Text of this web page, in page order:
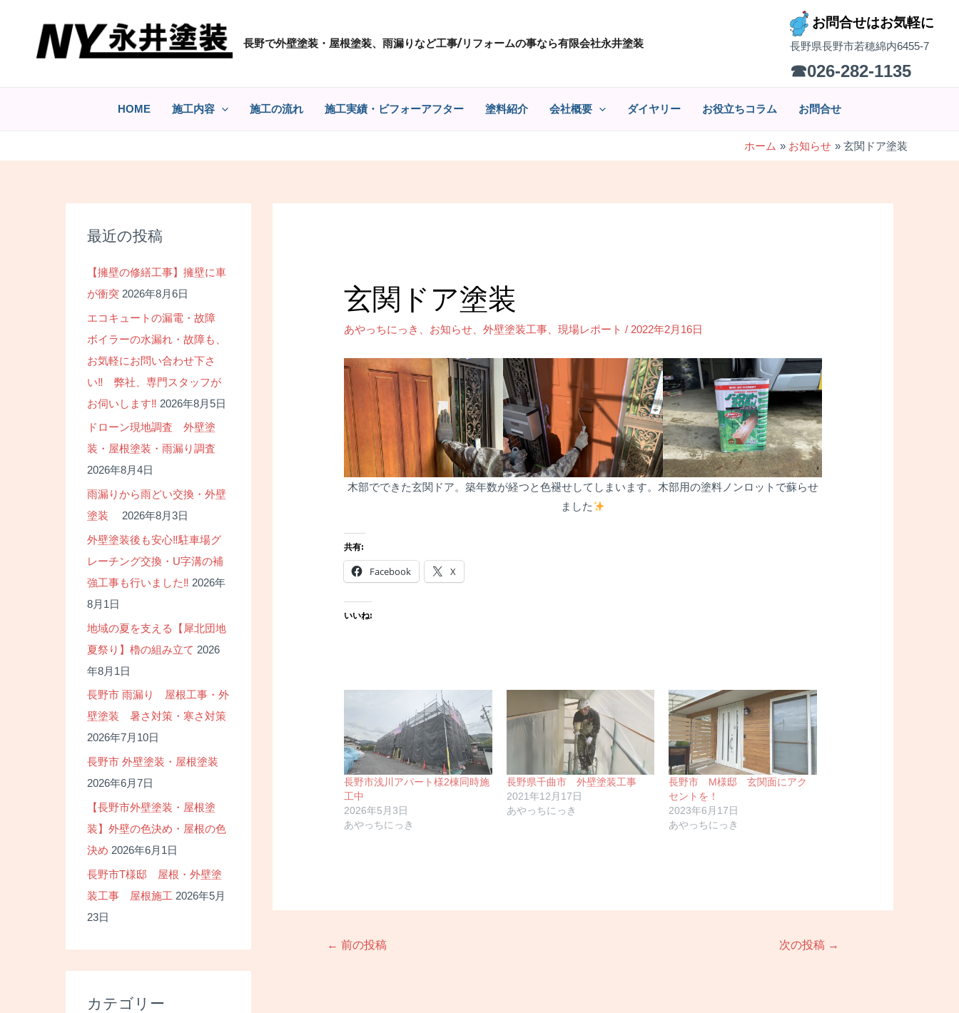
ッ
長野で外壁塗装・屋根塗装、雨漏りなど工事/リフォームの事なら有限会社永井塗装
お問合せはお気軽に
長野県長野市若穂綿内6455-7
☎026-282-1135
HOME 施工内容 施工の流れ 施工実績・ビフォーアフター 塗料紹介 会社概要 ダイヤリー お役立ちコラム お問合せ
ホーム お知らせ 玄関ドア塗装
最近の投稿
【擁壁の修繕工事】擁壁に車
が衝突 2026年8月6日
エコキュートの漏電・故障
ボイラーの水漏れ・故障も、
お気軽にお問い合わせ下さ
い‼ 弊社、専門スタッフが
お伺いします‼ 2026年8月5日
ドローン現地調査 外壁塗
装・屋根塗装・雨漏り調査
2026年8月4日
雨漏りから雨どい交換・外壁
塗装
2026年8月3日
外壁塗装後も安心‼駐車場グ
レーチング交換・U字溝の補
強工事も行いました‼ 2026年
8月1日
地域の夏を支える【犀北団地
夏祭り】櫓の組み立て 2026
年8月1日
長野市 雨漏り 屋根工事・外
壁塗装 暑さ対策・寒さ対策
2026年7月10日
長野市 外壁塗装・屋根塗装
2026年6月7日
【長野市外壁塗装・屋根塗
装】外壁の色決め・屋根の色
決め 2026年6月1日
長野市T様邸 屋根・外壁塗
装工事 屋根施工 2026年5月
23日
カテゴリー
玄関ドア塗装
あやっちにっき お知らせ 、外壁塗装工事 、現場レポート / 2022年2月16日
木部でできた玄関ドア。築年数が経つと色褪せしてしまいます。木部用の塗料ノンロットで蘇らせ
ました
共有:
Facebook X
いいね:
長野市浅川アパート様2棟同時施
工中
2026年5月3日
あやっちにっき
長野県千曲市 外壁塗装工事
2021年12月17日
あやっちにっき
長野市 M様邸 玄関面にアク
セントを！
2023年6月17日
あやっちにっき
← 前の投稿 次の投稿 →